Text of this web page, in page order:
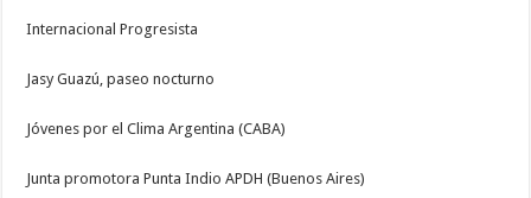
Internacional Progresista
Jasy Guazú, paseo nocturno
Jóvenes por el Clima Argentina (CABA)
Junta promotora Punta Indio APDH (Buenos Aires)